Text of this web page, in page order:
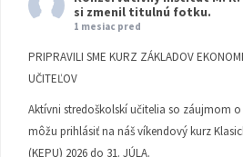
si zmenil titulnú fotku.
1 mesiac pred
PRIPRAVILI SME KURZ ZÁKLADOV
UČITEĽOV
Aktívni stredoškolskí učitelia so záujmom
môžu prihlásiť na náš víkendový kurz
(KEPU) 2026 do 31. JÚLA.